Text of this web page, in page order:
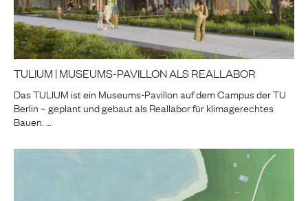
TULIUM | MUSEUMS-PAVILLON ALS REALLABOR
Das TULIUM ist ein Museums-Pavillon auf dem Campus der TU
Berlin – geplant und gebaut als Reallabor für klimagerechtes
Bauen. …